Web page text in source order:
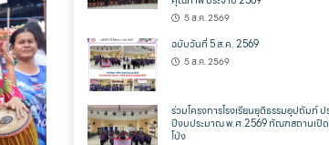
5 ส.ค. 2569
ฉบับวันที่ 5 ส.ค. 2569
5 ส.ค. 2569
ร่วมโครงการโรงเรียนยุติธรรมอุปถัมภ์ ป
ปีงบประมาณ พ.ศ.2569 ทัณฑสถานเปิ
โป่ง